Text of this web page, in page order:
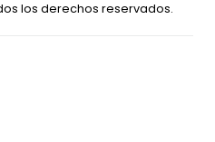
los derechos reservados.